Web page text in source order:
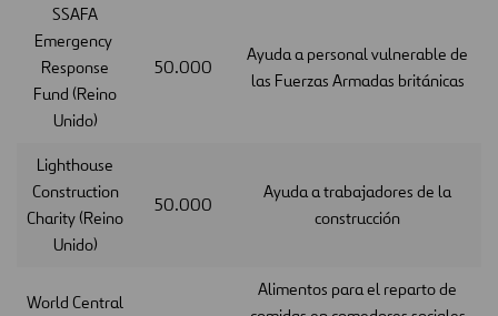
SSAFA
Emergency
Response
Fund (Reino
Unido)
50.000
Ayuda a personal vulnerable de
las Fuerzas Armadas británicas
Lighthouse
Construction
Charity (Reino
Unido)
50.000
Ayuda a trabajadores de la
construcción
World Central
Alimentos para el reparto de